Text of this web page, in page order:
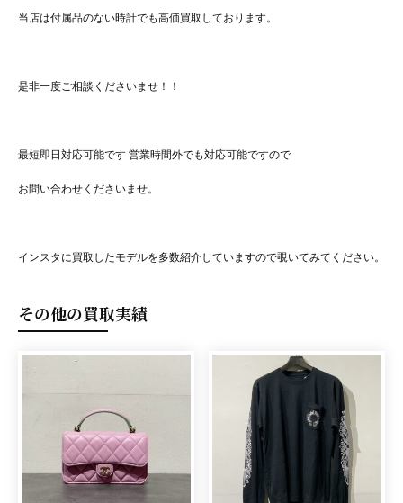
当店は付属品のない時計でも高価買取しております。
是非一度ご相談くださいませ！！
最短即日対応可能です 営業時間外でも対応可能ですので
お問い合わせくださいませ。
インスタに買取したモデルを多数紹介していますので覗いてみてください。
その他の買取実績